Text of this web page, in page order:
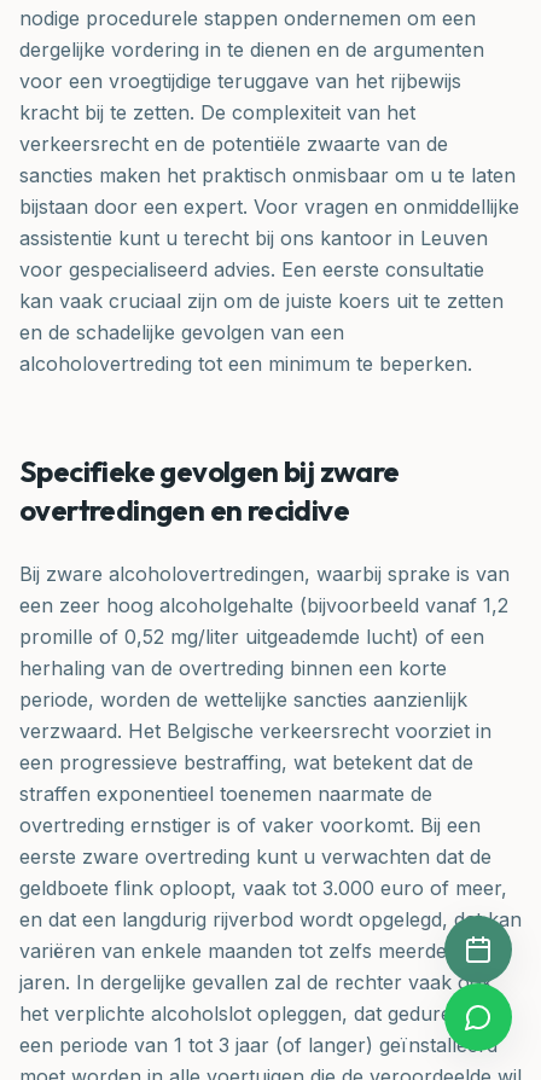
nodige procedurele stappen ondernemen om een
dergelijke vordering in te dienen en de argumenten
voor een vroegtijdige teruggave van het rijbewijs
kracht bij te zetten. De complexiteit van het
verkeersrecht en de potentiële zwaarte van de
sancties maken het praktisch onmisbaar om u te laten
bijstaan door een expert. Voor vragen en onmiddellijke
assistentie kunt u terecht bij ons kantoor in Leuven
voor gespecialiseerd advies. Een eerste consultatie
kan vaak cruciaal zijn om de juiste koers uit te zetten
en de schadelijke gevolgen van een
alcoholovertreding tot een minimum te beperken.
Specifieke gevolgen bij zware
overtredingen en recidive
Bij zware alcoholovertredingen, waarbij sprake is van
een zeer hoog alcoholgehalte (bijvoorbeeld vanaf 1,2
promille of 0,52 mg/liter uitgeademde lucht) of een
herhaling van de overtreding binnen een korte
periode, worden de wettelijke sancties aanzienlijk
verzwaard. Het Belgische verkeersrecht voorziet in
een progressieve bestraffing, wat betekent dat de
straffen exponentieel toenemen naarmate de
overtreding ernstiger is of vaker voorkomt. Bij een
eerste zware overtreding kunt u verwachten dat de
geldboete flink oploopt, vaak tot 3.000 euro of meer,
en dat een langdurig rijverbod wordt opgelegd, dat kan
variëren van enkele maanden tot zelfs meerdere
jaren. In dergelijke gevallen zal de rechter vaak ook
het verplichte alcoholslot opleggen, dat gedurende
een periode van 1 tot 3 jaar (of langer) geïnstalleerd